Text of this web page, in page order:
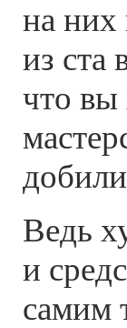
на них
из ста
что вы
Ведь
и
самим